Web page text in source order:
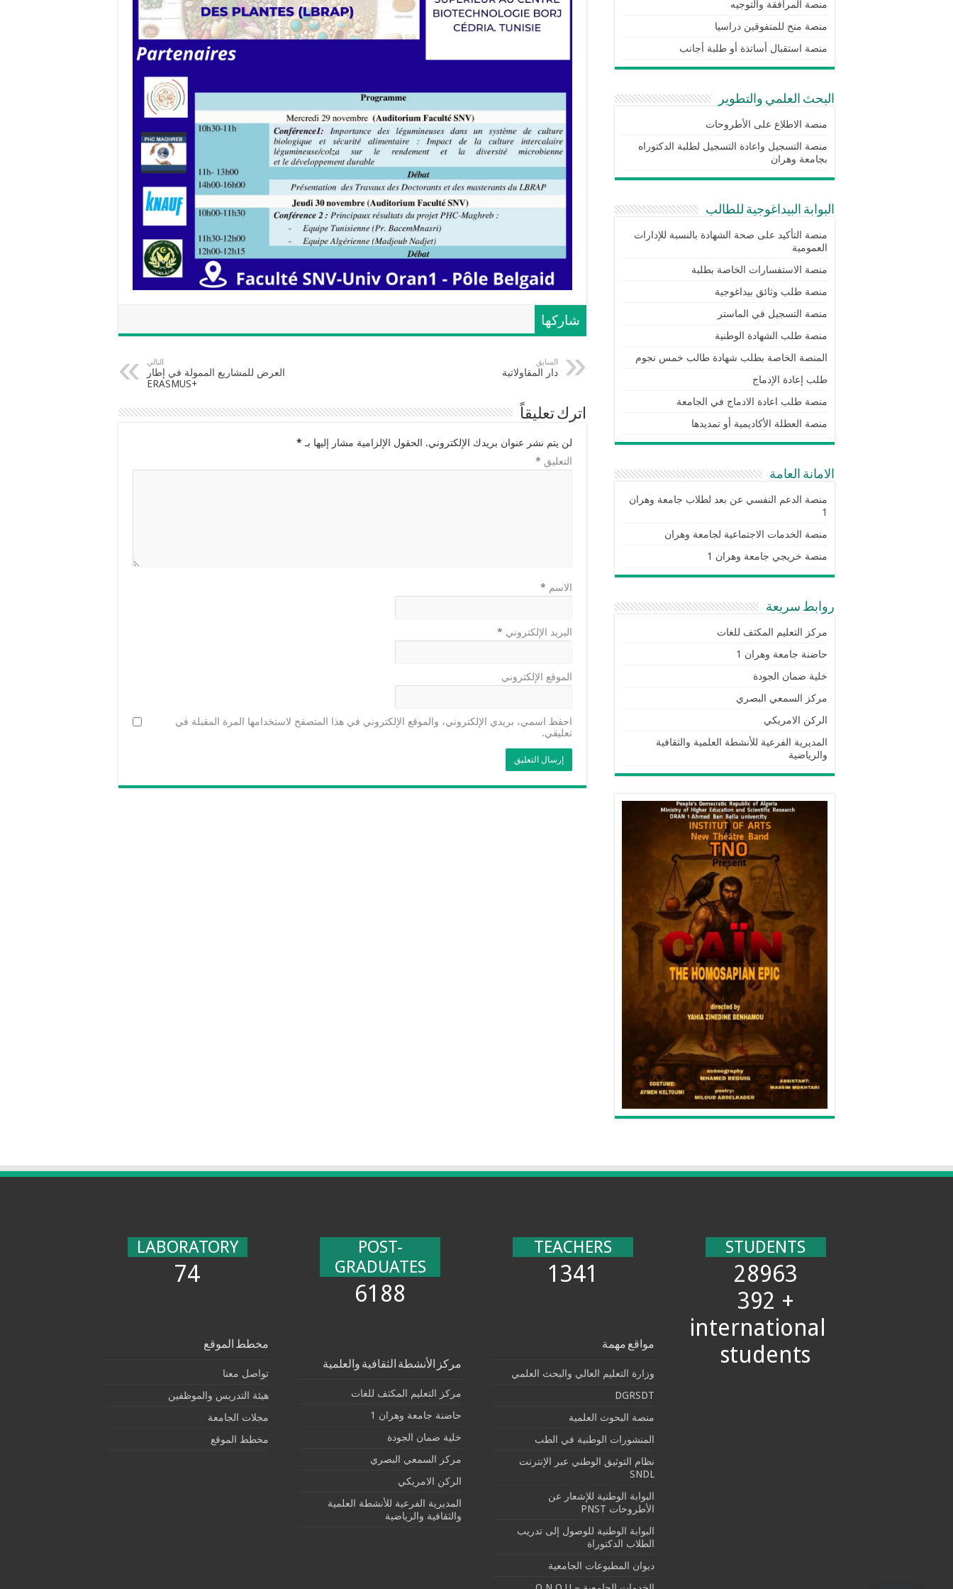
شاركها
السابق
دار المقاولاتية
التالي
العرض للمشاريع الممولة في إطار
+ERASMUS
اترك تعليقاً
لن يتم نشر عنوان بريدك الإلكتروني. الحقول الإلزامية مشار إليها بـ *
التعليق *
الاسم *
البريد الإلكتروني *
الموقع الإلكتروني
احفظ اسمي، بريدي الإلكتروني، والموقع الإلكتروني في هذا المتصفح لاستخدامها المرة المقبلة في
تعليقي.
منصة المرافقة والتوجيه
منصة منح للمتفوقين دراسيا
منصة استقبال أساتذة أو طلبة أجانب
البحث العلمي والتطوير
منصة الاطلاع على الأطروحات
منصة التسجيل واعادة التسجيل لطلبة الدكتوراه
بجامعة وهران
البوابة البيداغوجية للطالب
منصة التأكيد على صحة الشهادة بالنسبة للإدارات
العمومية
منصة الاستفسارات الخاصة بطلبة
منصة طلب وثائق بيداغوجية
منصة التسجيل في الماستر
منصة طلب الشهادة الوطنية
المنصة الخاصة بطلب شهادة طالب خمس نجوم
طلب إعادة الإدماج
منصة طلب اعادة الادماج في الجامعة
منصة العطلة الأكاديمية أو تمديدها
الامانة العامة
منصة الدعم النفسي عن بعد لطلاب جامعة وهران
1
منصة الخدمات الاجتماعية لجامعة وهران
منصة خريجي جامعة وهران 1
روابط سريعة
مركز التعليم المكثف للغات
حاضنة جامعة وهران 1
خلية ضمان الجودة
مركز السمعي البصري
الركن الامريكي
المديرية الفرعية للأنشطة العلمية والثقافية
والرياضية
STUDENTS
28963
+ 392
international
students
TEACHERS
1341
مواقع مهمة
وزارة التعليم العالي والبحث العلمي
DGRSDT
منصة البحوث العلمية
المنشورات الوطنية في الطب
نظام التوثيق الوطني عبر الإنترنت
SNDL
البوابة الوطنية للإشعار عن
الأطروحات PNST
البوابة الوطنية للوصول إلى تدريب
الطلاب الدكتوراة
ديوان المطبوعات الجامعية
POST-
GRADUATES
6188
مركز الأنشطة الثقافية والعلمية
مركز التعليم المكثف للغات
حاضنة جامعة وهران 1
خلية ضمان الجودة
مركز السمعي البصري
الركن الامريكي
المديرية الفرعية للأنشطة العلمية
والثقافية والرياضية
LABORATORY
74
مخطط الموقع
تواصل معنا
هيئة التدريس والموظفين
مجلات الجامعة
مخطط الموقع